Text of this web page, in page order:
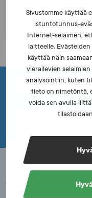
Sivustomme käyttää
istuntotunnus-
Internet-selaimen,
laitteelle.
käyttää näin
vierailevien
analysointiin, kuten
tieto on nimetöntä,
voida sen avulla
t
2022
COULDN'T
Anti-doping